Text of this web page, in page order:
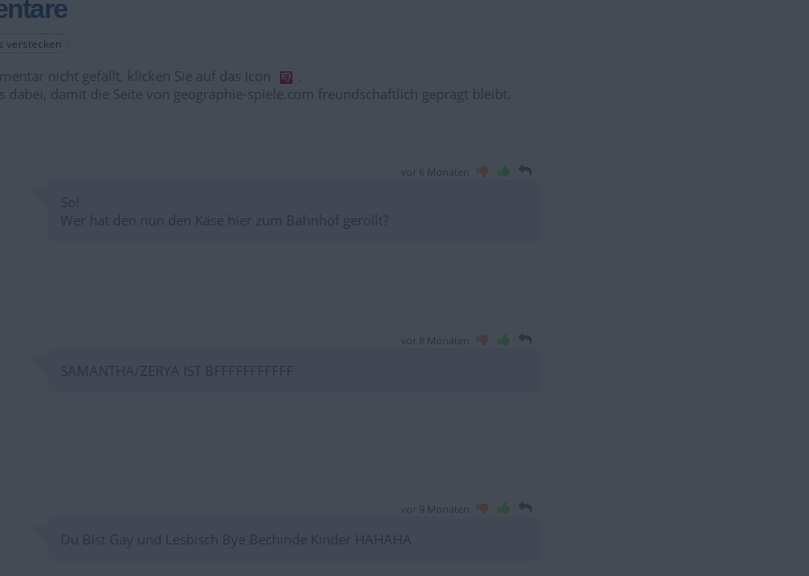
verstecken
nicht gefällt, klicken Sie auf das Icon
dabei, damit die Seite von geographie-spiele.com freundschaftlich geprägt bleibt.
vor 6 Monaten
So!
Wer hat den nun den Käse hier zum Bahnhof gerollt?
vor 8 Monaten
SAMANTHA/ZERYA IST BFFFFFFFFFFF
vor 9 Monaten
Du Bist Gay und Lesbisch Bye Bechinde Kinder HAHAHA